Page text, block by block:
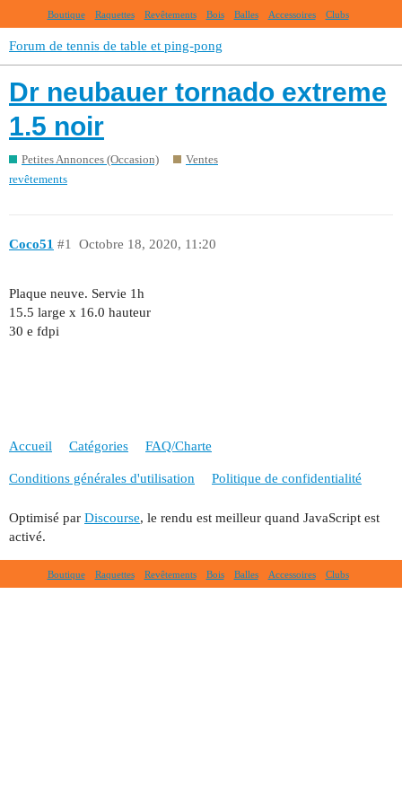
Boutique Raquettes Revêtements Bois Balles Accessoires Clubs
Forum de tennis de table et ping-pong
Dr neubauer tornado extreme
1.5 noir
Petites Annonces (Occasion)
Ventes
revêtements
Coco51 Octobre 18, 2020, 11:20
#1
Plaque neuve. Servie 1h
15.5 large x 16.0 hauteur
30 e fdpi
Accueil Catégories FAQ/Charte
Conditions générales d'utilisation Politique de confidentialité
Optimisé par Discourse, le rendu est meilleur quand JavaScript est
activé.
Boutique Raquettes Revêtements Bois Balles Accessoires Clubs